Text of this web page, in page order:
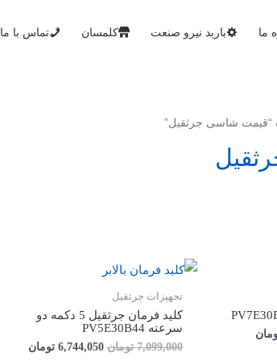
ما باربد نیرو صنعت کلمسان تماس با ما
شاسی جرثقیل”
تجهیزات جرثقیل
کلید فرمان جرثقیل 5 دکمه دو
سرعته PV5E30B44
7,099,000 تومان 6,744,050 تومان